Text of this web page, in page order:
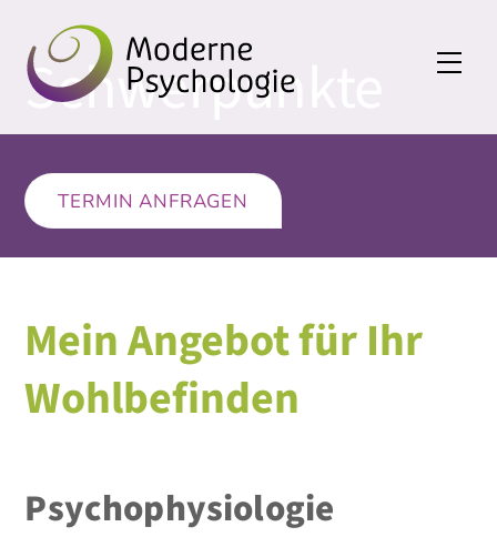
contentSchwerpunkte
TERMIN ANFRAGEN
Mein Angebot für Ihr
Wohlbefinden
Psychophysiologie